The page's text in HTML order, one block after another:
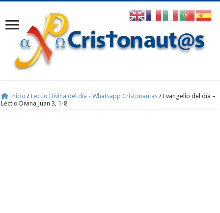
Inicio / Lectio Divina del día - Whatsapp Cristonautas / Evangelio del día –
Lectio Divina Juan 3, 1-8